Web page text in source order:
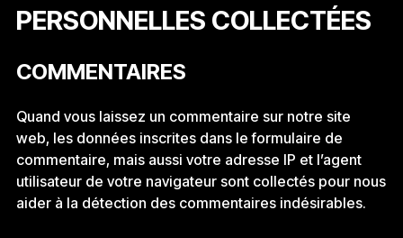
PERSONNELLES COLLECTÉES
COMMENTAIRES
Quand vous laissez un commentaire sur notre site
web, les données inscrites dans le formulaire de
commentaire, mais aussi votre adresse IP et l’agent
utilisateur de votre navigateur sont collectés pour nous
aider à la détection des commentaires indésirables.